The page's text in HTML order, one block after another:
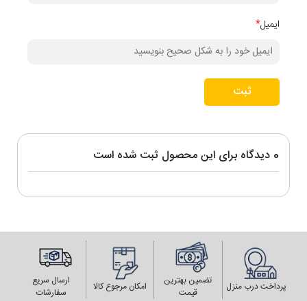
0 دیدگاه برای این محصول ثبت شده است
ایمیل*
ثبت
پرداخت درب منزل
تضمین بهترین
قیمت
امکان مرجوع کالا
ارسال سریع
سفارشات